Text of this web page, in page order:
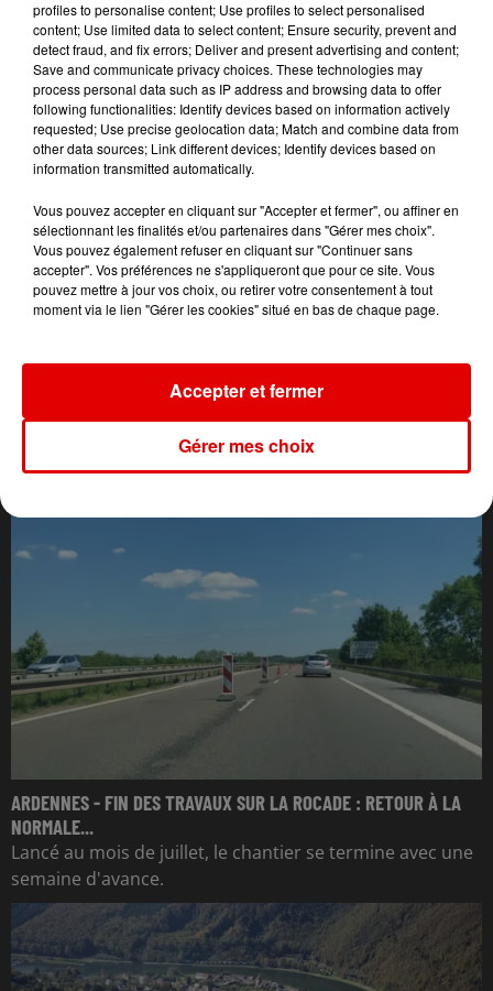
Embrasse-Moi Idiot Limencello
Le Dernier Jour Du
Disco
L'ACTU DES ARDENNES
ARDENNES - FIN DES TRAVAUX SUR LA ROCADE : RETOUR À LA
NORMALE...
Lancé au mois de juillet, le chantier se termine avec une
semaine d'avance.
profiles to personalise content; Use profiles to select personalised
content; Use limited data to select content; Ensure security, prevent and
detect fraud, and fix errors; Deliver and present advertising and content;
Save and communicate privacy choices. These technologies may
process personal data such as IP address and browsing data to offer
following functionalities: Identify devices based on information actively
requested; Use precise geolocation data; Match and combine data from
other data sources; Link different devices; Identify devices based on
information transmitted automatically.
Vous pouvez accepter en cliquant sur "Accepter et fermer", ou affiner en
sélectionnant les finalités et/ou partenaires dans "Gérer mes choix".
Vous pouvez également refuser en cliquant sur "Continuer sans
accepter". Vos préférences ne s'appliqueront que pour ce site. Vous
pouvez mettre à jour vos choix, ou retirer votre consentement à tout
moment via le lien "Gérer les cookies" situé en bas de chaque page.
Gérer mes choix
Accepter et fermer